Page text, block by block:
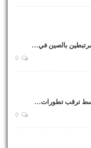
بالصين في…
وسط ترقب تطورات…